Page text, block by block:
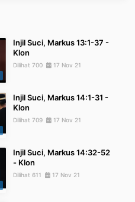
Injil Suci, Markus 13:1-37 -
Klon
Dilihat 700 17 Nov 21
Injil Suci, Markus 14:1-31 -
Klon
Dilihat 709 17 Nov 21
Injil Suci, Markus 14:32-52
- Klon
Dilihat 611 17 Nov 21